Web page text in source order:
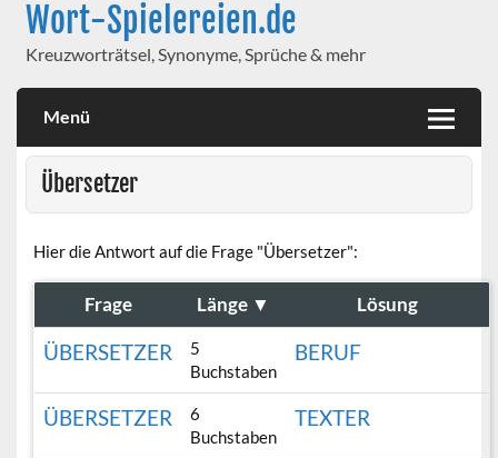
Wort-Spielereien.de
Kreuzworträtsel, Synonyme, Sprüche & mehr
Menü
Übersetzer
Hier die Antwort auf die Frage "Übersetzer":
Frage Länge ▼ Lösung
ÜBERSETZER
5
Buchstaben
BERUF
ÜBERSETZER
6
Buchstaben
TEXTER